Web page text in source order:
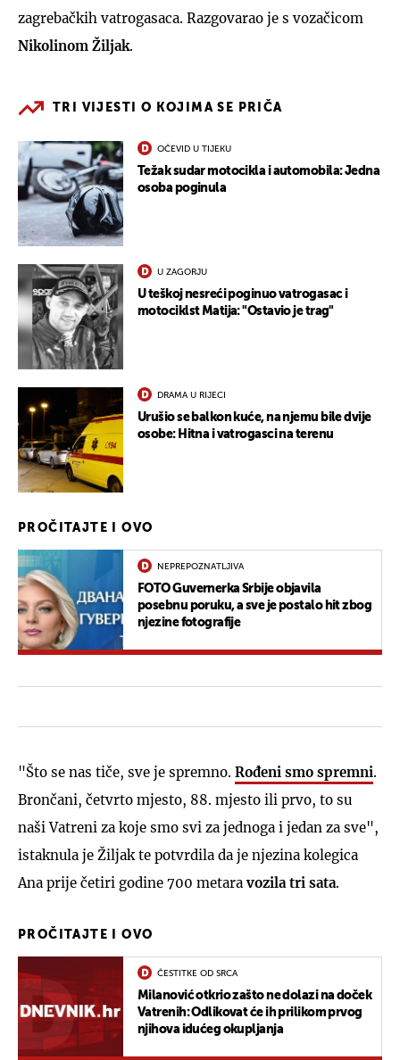
zagrebačkih vatrogasaca. Razgovarao je s vozačicom
Nikolinom Žiljak.
TRI VIJESTI O KOJIMA SE PRIČA
OČEVID U TIJEKU
Težak sudar motocikla i automobila: Jedna
osoba poginula
U ZAGORJU
U teškoj nesreći poginuo vatrogasac i
motociklst Matija: "Ostavio je trag"
DRAMA U RIJECI
Urušio se balkon kuće, na njemu bile dvije
osobe: Hitna i vatrogasci na terenu
PROČITAJTE I OVO
NEPREPOZNATLJIVA
FOTO Guvernerka Srbije objavila
posebnu poruku, a sve je postalo hit zbog
njezine fotografije
"Što se nas tiče, sve je spremno. Rođeni smo spremni.
Brončani, četvrto mjesto, 88. mjesto ili prvo, to su
naši Vatreni za koje smo svi za jednoga i jedan za sve",
istaknula je Žiljak te potvrdila da je njezina kolegica
Ana prije četiri godine 700 metaravozila tri sata.
PROČITAJTE I OVO
ČESTITKE OD SRCA
Milanović otkrio zašto ne dolazi na doček
Vatrenih: Odlikovat će ih prilikom prvog
njihova idućeg okupljanja